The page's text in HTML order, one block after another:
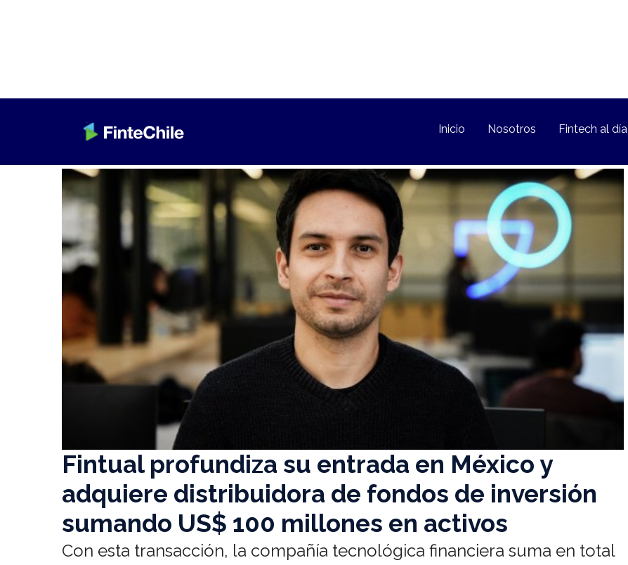
Inicio Nosotros Fintech al día
Fintual profundiza su entrada en México y
adquiere distribuidora de fondos de inversión
sumando US$ 100 millones en activos
Con esta transacción, la compañía tecnológica financiera suma en total